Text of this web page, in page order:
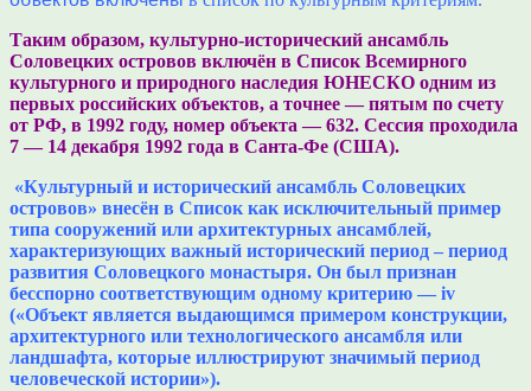
Таким образом, культурно-исторический ансамбль
Соловецких островов включён в Список Всемирного
культурного и природного наследия ЮНЕСКО одним из
первых российских объектов, а точнее — пятым по счету
от РФ, в 1992 году, номер объекта — 632. Сессия проходила
7 — 14 декабря 1992 года в Санта-Фе (США).
«Культурный и исторический ансамбль Соловецких
островов» внесён в Список как исключительный пример
типа сооружений или архитектурных ансамблей,
характеризующих важный исторический период – период
развития Соловецкого монастыря. Он был признан
бесспорно соответствующим одному критерию — iv
(«Объект является выдающимся примером конструкции,
архитектурного или технологического ансамбля или
ландшафта, которые иллюстрируют значимый период
человеческой истории»).